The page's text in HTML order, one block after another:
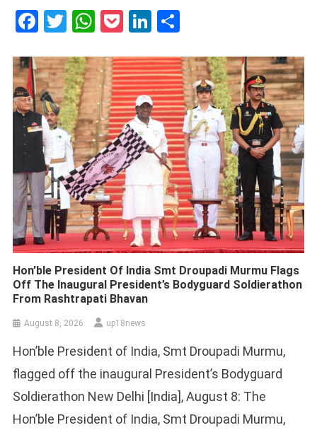
Facebook
Twitter
WhatsApp
PocketLinkedIn
Hon’ble President Of India Smt Droupadi Murmu Flags
Off The Inaugural President’s Bodyguard Soldierathon
From Rashtrapati Bhavan
August 8, 2026 up18news
Hon’ble President of India, Smt Droupadi Murmu,
flagged off the inaugural President’s Bodyguard
Soldierathon New Delhi [India], August 8: The
Hon’ble President of India, Smt Droupadi Murmu,